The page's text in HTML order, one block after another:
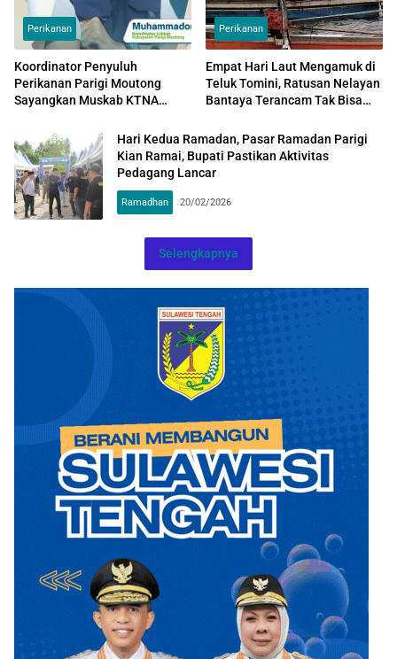
Perikanan
Koordinator Penyuluh
Perikanan Parigi Moutong
Sayangkan Muskab KTNA
Perikanan
Perikanan
Empat Hari Laut Mengamuk di
Teluk Tomini, Ratusan Nelayan
Bantaya Terancam Tak Bisa
Lebaran
Hari Kedua Ramadan, Pasar Ramadan Parigi
Kian Ramai, Bupati Pastikan Aktivitas
Pedagang Lancar
Ramadhan 20/02/2026
Selengkapnya